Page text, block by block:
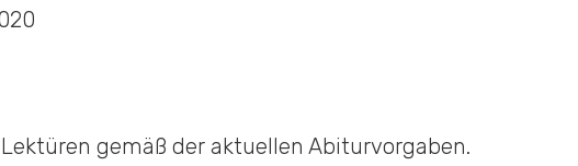
gemäß der aktuellen Abiturvorgaben.